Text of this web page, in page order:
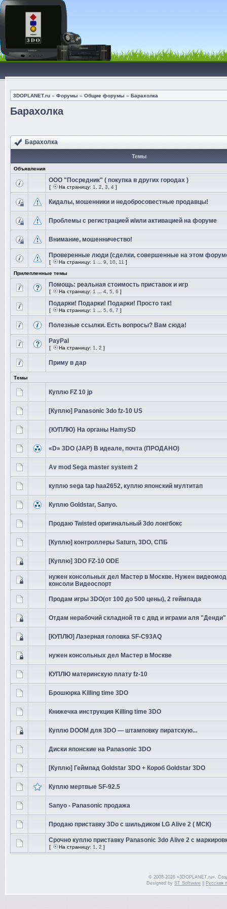
3DOPLANET.ru » Форумы » Общие форумы » Барахолка
Барахолка
Барахолка
Темы
Объявления
ООО "Посредник" ( покупка в других городах )
[ На страницу: 1 2 3 4 ]
Кидалы, мошенники и недобросовестные продавцы!
Проблемы с регистрацией и/или активацией на форуме
Внимание, мошенничество!
Проверенные люди (сделки, совершенные на этом
[ На страницу: 1 9 10 11 ]
Прилепленные темы
Помощь: реальная стоимость приставок и игр
[ На страницу: 1 4 5 6 ]
Подарки! Подарки! Подарки! Просто так!
[ На страницу: 1 5 6 7 ]
Полезные ссылки. Есть вопросы? Вам сюда!
PayPal
[ На страницу: 1 2 ]
Приму в дар
Темы
Куплю FZ 10 jp
[Куплю] Panasonic 3do fz-10 US
{КУПЛЮ} На органы HamySD
«D» 3DO (JAP) В идеале, почта (ПРОДАНО)
Av mod Sega master system 2
куплю sega tap haa2652, куплю японский мултитап
Куплю Goldstar, Sanyo.
Продаю Twisted оригинальный 3do лонгбокс
[Куплю] контроллеры Saturn, 3DO, СПБ
[Куплю] 3DO FZ-10 ODE
нужен консольных дел Мастер в Москве. Нужен видеомод
консоли Видеоспорт
Продам игры 3DO(от 100 до 500 цены), 2 геймпада
Отдам нерабочий складной тв с двд и играми аля "Денди"
[КУПЛЮ] Лазерная головка SF-C93AQ
нужен консольных дел Мастер в Москве
КУПЛЮ материнскую плату fz-10
Брошюрка Killing time 3DO
Книжечка инструкция Killing time 3DO
Куплю DOOM для 3DO — штамповку пиратскую...
Диски японские на Panasonic 3DO
[Куплю] Геймпад Goldstar 3DO + Короб Goldstar 3DO
Куплю мертвые SF-92.5
Sanyo - Panasonic продажа
Продаю приставку 3Do с шильдиком LG Alive 2 ( МСК)
Срочно куплю приставку Panasonic 3do Alive 2 с
[ На страницу: 1 2 ]
© 2008-2026 «3DOPLANET.ru».
Designed by ST Software Русская